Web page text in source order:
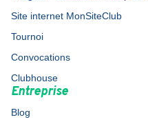
Site internet MonSiteClub
Tournoi
Convocations
Clubhouse
Entreprise
Blog